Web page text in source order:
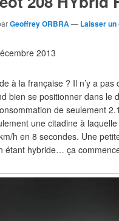
Geoffrey ORBRA — Laisser
2013
à la française ? Il n’y a
bien se positionner dans
de seulement
une citadine à
h en 8 secondes. Une
étant hybride… ça